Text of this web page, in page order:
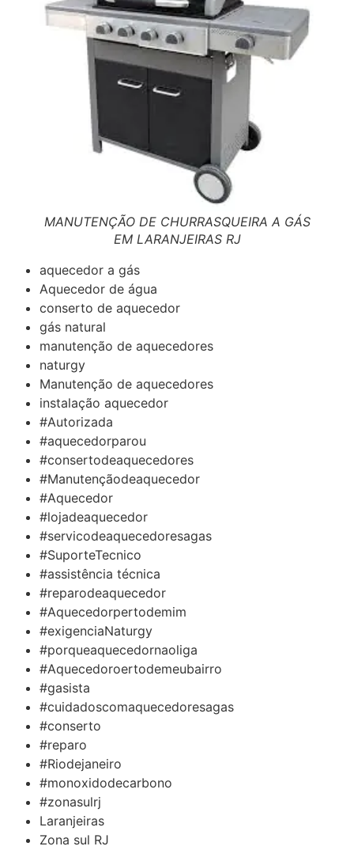
MANUTENÇÃO DE CHURRASQUEIRA A GÁS
EM LARANJEIRAS RJ
aquecedor a gás
Aquecedor de água
conserto de aquecedor
gás natural
manutenção de aquecedores
naturgy
Manutenção de aquecedores
instalação aquecedor
#Autorizada
#aquecedorparou
#consertodeaquecedores
#Manutençãodeaquecedor
#Aquecedor
#lojadeaquecedor
#servicodeaquecedoresagas
#SuporteTecnico
#assistência técnica
#reparodeaquecedor
#Aquecedorpertodemim
#exigenciaNaturgy
#porqueaquecedornaoliga
#Aquecedoroertodemeubairro
#gasista
#cuidadoscomaquecedoresagas
#conserto
#reparo
#Riodejaneiro
#monoxidodecarbono
#zonasulrj
Laranjeiras
Zona sul RJ